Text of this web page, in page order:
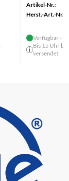
Artikel-Nr.:
Herst.-Art.-Nr.:
Verfügbar -
Bis 15 Uhr
versendet